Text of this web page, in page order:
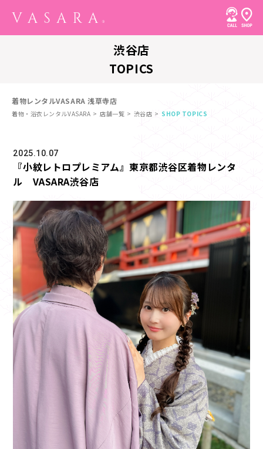
渋谷店
TOPICS
着物レンタルVASARA 浅草寺店
着物・浴衣レンタルVASARA 店舗一覧 渋谷店 SHOP TOPICS
2025.10.07
『小紋レトロプレミアム』東京都渋谷区着物レンタ
ル VASARA渋谷店